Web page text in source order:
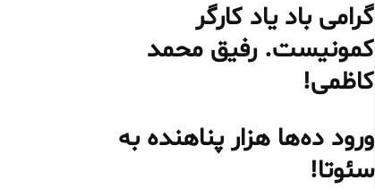
گرامی باد یاد کارگر
کمونیست. رفیق محمد
کاظمی!
ورود ده‌ها هزار پناهنده به
سئوتا!